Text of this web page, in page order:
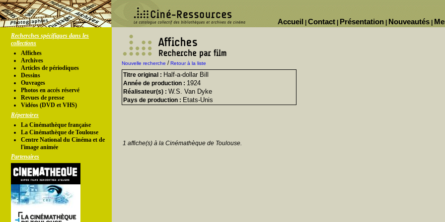
Nouveautés
Présentation
Contact
Accueil
Recherches spécifiques dans les
collections
Affiches
Archives
Articles de périodiques
Dessins
Ouvrages
Photos en accés réservé
Revues de presse
Vidéos (DVD et VHS)
Répertoires
La Cinémathèque française
La Cinémathèque de Toulouse
Centre National du Cinéma et de
l'image animée
Partenaires
Nouvelle recherche /Retour à la liste
Titre original : Half-a-dollar Bill
Année de production : 1924
Réalisateur(s) : W.S. Van Dyke
Pays de production : Etats-Unis
1 affiche(s) à la Cinémathèque de Toulouse.